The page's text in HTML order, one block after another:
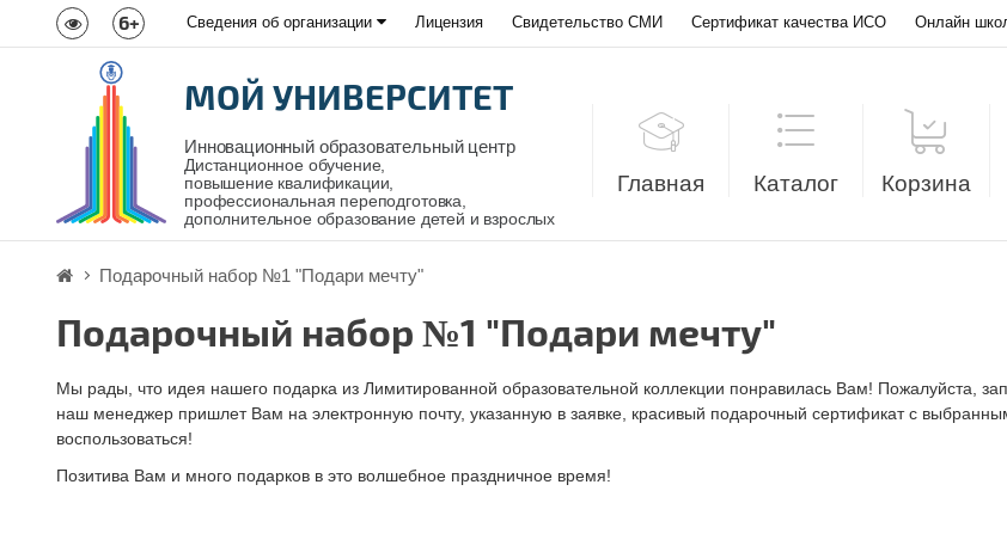
6+ Сведения об организации Лицензия Свидетельство СМИ Сертификат качества ИСО Онлайн
МОЙ УНИВЕРСИТЕТ
Инновационный образовательный центр
Дистанционное обучение,
повышение квалификации,
профессиональная переподготовка,
дополнительное образование детей и взрослых
Главная Каталог Корзина
Подарочный набор №1 "Подари мечту"
Подарочный набор №1 "Подари мечту"
Мы рады, что идея нашего подарка из Лимитированной образовательной коллекции понравилась Вам! Пожалуйста,
наш менеджер пришлет Вам на электронную почту, указанную в заявке, красивый подарочный сертификат с
воспользоваться!
Позитива Вам и много подарков в это волшебное праздничное время!